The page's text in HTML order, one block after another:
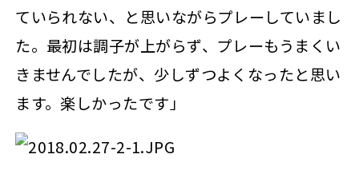
ていられない、と思いながらプレーしていまし
た。最初は調子が上がらず、プレーもうまくい
きませんでしたが、少しずつよくなったと思い
ます。楽しかったです」